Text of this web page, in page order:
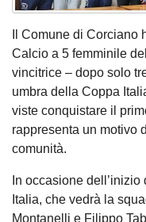
Il Comune di Corciano
Calcio a 5 femminile
vincitrice – dopo solo
umbra della Coppa
viste conquistare il
rappresenta un motivo
comunità.
In occasione
Italia, che vedrà la
Montanelli e Filippo